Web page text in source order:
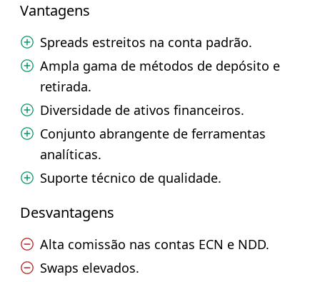
Vantagens
Spreads estreitos na conta padrão.
Ampla gama de métodos de depósito e
retirada.
Diversidade de ativos financeiros.
Conjunto abrangente de ferramentas
analíticas.
Suporte técnico de qualidade.
Desvantagens
Alta comissão nas contas ECN e NDD.
Swaps elevados.